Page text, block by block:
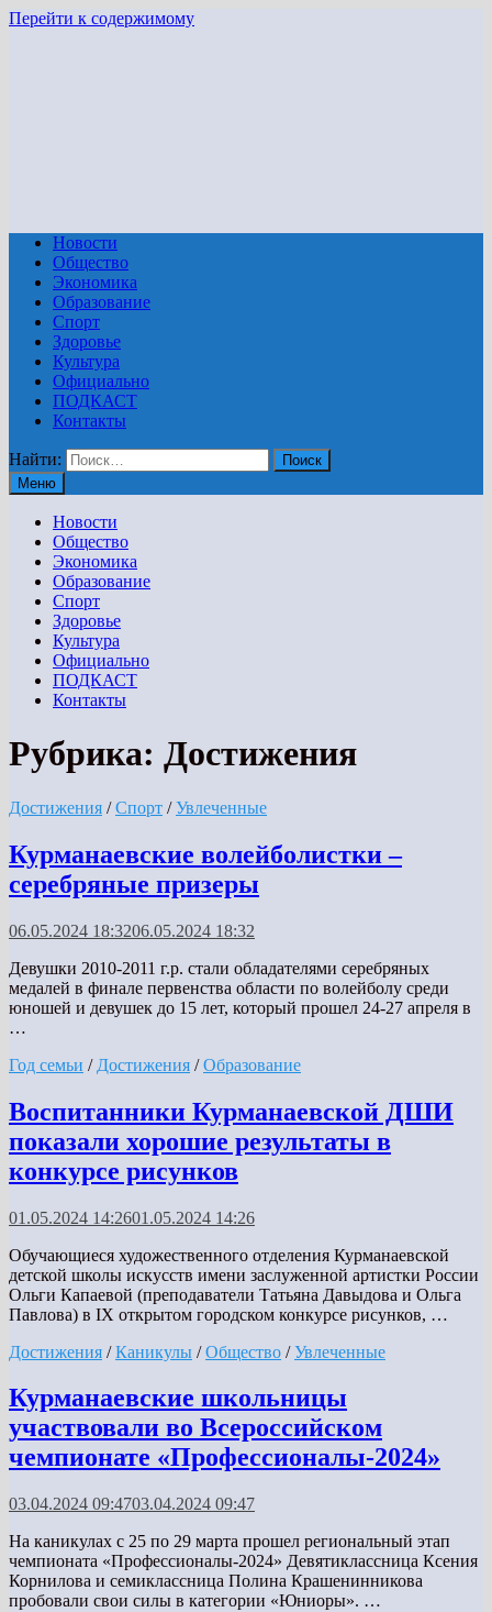
Перейти к содержимому
Новости
Общество
Экономика
Образование
Спорт
Здоровье
Культура
Официально
ПОДКАСТ
Контакты
Найти:
Меню
Новости
Общество
Экономика
Образование
Спорт
Здоровье
Культура
Официально
ПОДКАСТ
Контакты
Рубрика: Достижения
Достижения /Спорт /Увлеченные
Курманаевские волейболистки –
серебряные призеры
06.05.2024 18:3206.05.2024 18:32
Девушки 2010-2011 г.р. стали обладателями серебряных
медалей в финале первенства области по волейболу среди
юношей и девушек до 15 лет, который прошел 24-27 апреля в
…
Год семьи / Достижения /Образование
Воспитанники Курманаевской ДШИ
показали хорошие результаты в
конкурсе рисунков
01.05.2024 14:2601.05.2024 14:26
Обучающиеся художественного отделения Курманаевской
детской школы искусств имени заслуженной артистки России
Ольги Капаевой (преподаватели Татьяна Давыдова и Ольга
Павлова) в IX открытом городском конкурсе рисунков, …
Достижения /Каникулы /Общество /Увлеченные
Курманаевские школьницы
участвовали во Всероссийском
чемпионате «Профессионалы-2024»
03.04.2024 09:4703.04.2024 09:47
На каникулах с 25 по 29 марта прошел региональный этап
чемпионата «Профессионалы-2024» Девятиклассница Ксения
Корнилова и семиклассница Полина Крашенинникова
пробовали свои силы в категории «Юниоры». …